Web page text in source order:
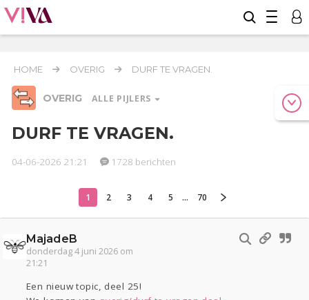
HOME OVERIG DURF TE VRAGEN.
OVERIG ALLE PIJLERS
Relaties Werk & Studie Geld & Recht
Overig
Actueel
Lijf & Lijn
Kinderen
Digi
Sport
Contact
DURF TE VRAGEN.
04-06-2026 21:21 1728 berichten
1 2 3 4 5 ... 70
MajadeB
donderdag 4 juni 2026 om
21:21
Een nieuw topic, deel 25!